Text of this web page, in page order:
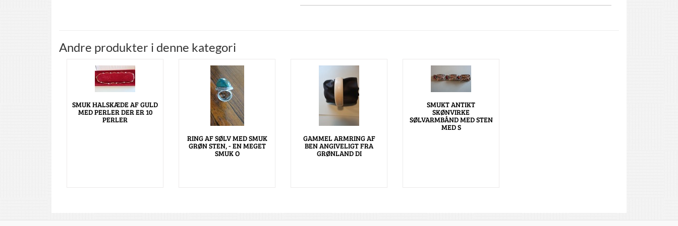
Andre produkter i denne kategori
SMUK HALSKÆDE AF GULD
MED PERLER DER ER 10
PERLER
RING AF SØLV MED SMUK
GRØN STEN, - EN MEGET
SMUK O
GAMMEL ARMRING AF
BEN ANGIVELIGT FRA
GRØNLAND DI
SMUKT ANTIKT
SKØNVIRKE
SØLVARMBÅND MED STEN
MED S